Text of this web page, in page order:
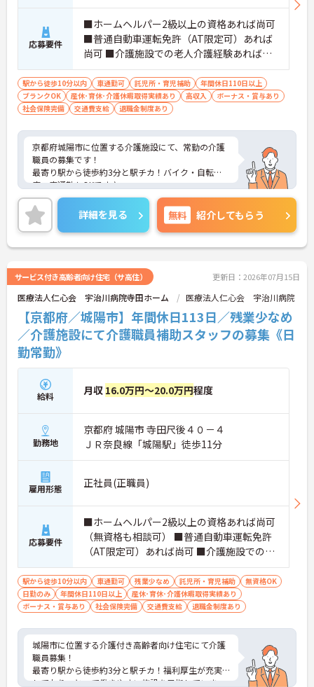
応募要件
■ホームヘルパー2級以上の資格あれば尚可
■普通自動車運転免許（AT限定可）あれば
尚可 ■介護施設での老人介護経験あれば尚
可
駅から徒歩10分以内 車通勤可 託児所・育児補助
年間休日110日以上
ブランクOK
産休･育休･介護休暇取得実績あり 高収入
ボーナス・賞与あり
社会保険完備
交通費支給 退職金制度あり
京都府城陽市に位置する介護施設にて、常勤の介護
職員の募集です！
最寄り駅から徒歩約3分と駅チカ！バイク・自転
車・車通勤もOKです♪
福利厚生が充実しており、介護職員にとって働きや
すい施設を目指しています☆
院内保育所も完備されているので、お子さんのいら
っしゃる方でも安心して働けます！
ご興味ある方には、面接対策ポイントなど、さらに
い。
詳細を見る 無料 紹介してもらう
サービス付き高齢者向け住宅（サ高住） 更新日：2026年07月15日
医療法人仁心会 宇治川病院寺田ホーム 医療法人仁心会 宇治川病院
【京都府／城陽市】年間休日113日／残業少なめ
／介護施設にて介護職員補助スタッフの募集《日
勤常勤》
給料 月収 16.0万円～20.0万円程度
勤務地
京都府 城陽市 寺田尺後４０－４
ＪＲ奈良線「城陽駅」徒歩11分
雇用形態 正社員(正職員)
応募要件
■ホームヘルパー2級以上の資格あれば尚可
（無資格も相談可） ■普通自動車運転免許
（AT限定可）あれば尚可 ■介護施設での老
人介護経験あれば尚可
駅から徒歩10分以内 車通勤可 残業少なめ 託児所・育児補助
無資格OK
日勤のみ
年間休日110日以上
産休･育休･介護休暇取得実績あり
ボーナス・賞与あり
社会保険完備 交通費支給 退職金制度あり
城陽市に位置する介護付き高齢者向け住宅にて介護
職員募集！
最寄り駅から徒歩約3分と駅チカ！福利厚生が充実
しており、とって働きやすい施設を目指していま